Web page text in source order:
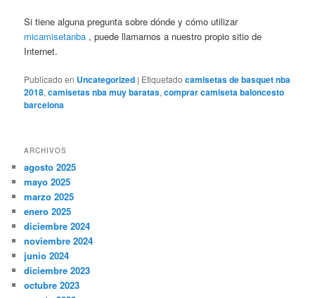
Si tiene alguna pregunta sobre dónde y cómo utilizar
micamisetanba , puede llamarnos a nuestro propio sitio de
Internet.
Publicado en Uncategorized | Etiquetado camisetas de basquet nba
2018,camisetas nba muy baratas,comprar camiseta baloncesto
barcelona
ARCHIVOS
agosto 2025
mayo 2025
marzo 2025
enero 2025
diciembre 2024
noviembre 2024
junio 2024
diciembre 2023
octubre 2023